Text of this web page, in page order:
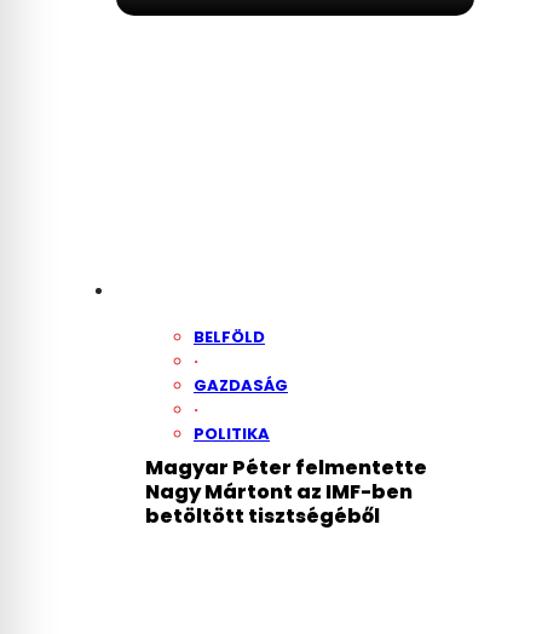
BELFÖLD
·
GAZDASÁG
·
POLITIKA
Magyar Péter felmentette
Nagy Mártont az IMF-ben
betöltött tisztségéből